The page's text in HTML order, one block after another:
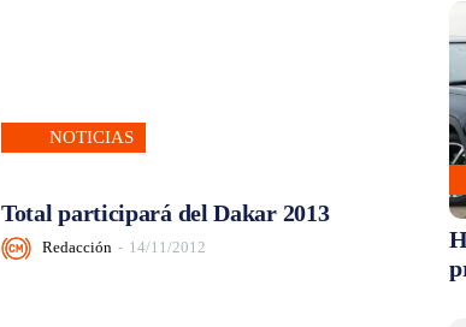
NOTICIAS
Total participará del Dakar 2013
Redacción - 14/11/2012